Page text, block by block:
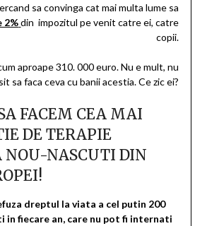
sa convinga cat mai multa lume sa
2% din impozitul pe venit catre ei, catre
copii.
aproape 310. 000 euro. Nu e mult, nu
sa faca ceva cu banii acestia. Ce zic ei?
FACEM CEA MAI
DE TERAPIE
NOU-NASCUTI DIN
dreptul la viata a cel putin 200
in fiecare an, care nu pot fi internati